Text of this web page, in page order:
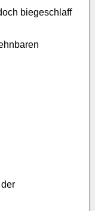
biegeschlaff